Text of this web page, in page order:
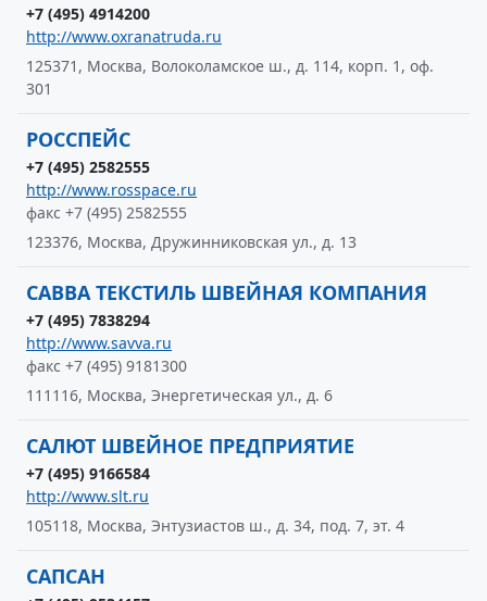
+7 (495) 4914200
http://www.oxranatruda.ru
125371, Москва, Волоколамское ш., д. 114, корп. 1, оф.
301
РОССПЕЙС
+7 (495) 2582555
http://www.rosspace.ru
факс +7 (495) 2582555
123376, Москва, Дружинниковская ул., д. 13
САВВА ТЕКСТИЛЬ ШВЕЙНАЯ КОМПАНИЯ
+7 (495) 7838294
http://www.savva.ru
факс +7 (495) 9181300
111116, Москва, Энергетическая ул., д. 6
САЛЮТ ШВЕЙНОЕ ПРЕДПРИЯТИЕ
+7 (495) 9166584
http://www.slt.ru
105118, Москва, Энтузиастов ш., д. 34, под. 7, эт. 4
САПСАН